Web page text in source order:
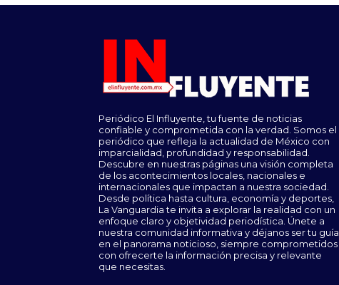
Periódico El Influyente, tu fuente de noticias
confiable y comprometida con la verdad. Somos el
periódico que refleja la actualidad de México con
imparcialidad, profundidad y responsabilidad.
Descubre en nuestras páginas una visión completa
de los acontecimientos locales, nacionales e
internacionales que impactan a nuestra sociedad.
Desde política hasta cultura, economía y deportes,
La Vanguardia te invita a explorar la realidad con un
enfoque claro y objetividad periodística. Únete a
nuestra comunidad informativa y déjanos ser tu guía
en el panorama noticioso, siempre comprometidos
con ofrecerte la información precisa y relevante
que necesitas.